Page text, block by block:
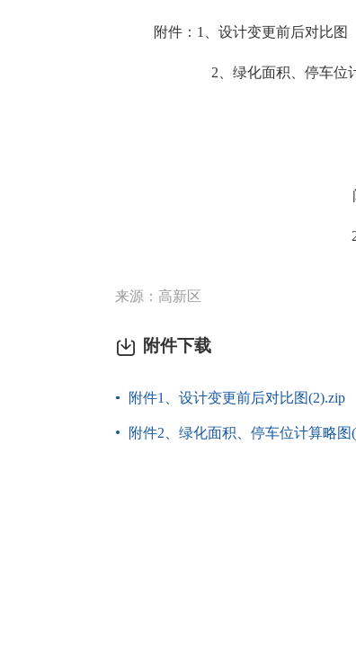
附件： 1、设计变更前后对比图
2、 绿化面积、停车位
来源：高新区
附件下载
附件1、设计变更前后对比图(2).zip
附件2、绿化面积、停车位计算略图